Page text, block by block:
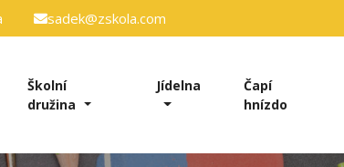
sadek@zskola.com
Školní
družina
Jídelna
Čapí
hnízdo